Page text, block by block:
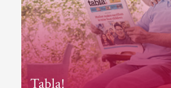
Tabla!